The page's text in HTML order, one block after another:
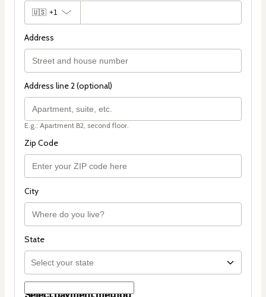
🇺🇸 +1
Address
Address line 2 (optional)
E.g.: Apartment B2, second floor.
Zip Code
City
State